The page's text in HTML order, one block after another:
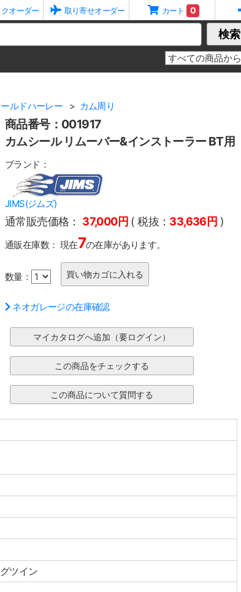
オーダー 取り寄せオーダー カート 0
検索
ルドハーレー カム周り
商品番号：001917
カムシール リムーバー&インストーラー BT用
ブランド：
JIMS(ジムズ)
通常販売価格： 37,000円 ( 税抜： 33,636円 )
通販在庫数： 現在7の在庫があります。
数量：
ネオガレージの在庫確認
ツイン